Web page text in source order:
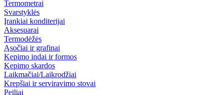
Termometrai
Svarstyklės
Įrankiai konditerijai
Aksesuarai
Termodėžės
Ąsočiai ir grafinai
Kepimo indai ir formos
Kepimo skardos
Laikmačiai/Laikrodžiai
Krepšiai ir serviravimo stovai
Peiliai